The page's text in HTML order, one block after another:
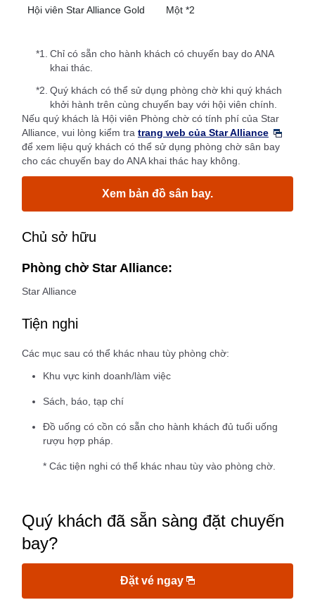
Hội viên Star Alliance Gold Một *2
*1.
Chỉ có sẵn cho hành khách có chuyến bay do ANA
khai thác.
*2. Quý khách có thể sử dụng phòng chờ khi quý khách
khởi hành trên cùng chuyến bay với hội viên chính.
Nếu quý khách là Hội viên Phòng chờ có tính phí của Star
Alliance, vui lòng kiểm tra trang web của Star Alliance
để xem liệu quý khách có thể sử dụng phòng chờ sân bay
cho các chuyến bay do ANA khai thác hay không.
Xem bản đồ sân bay.
Chủ sở hữu
Phòng chờ Star Alliance:
Star Alliance
Tiện nghi
Các mục sau có thể khác nhau tùy phòng chờ:
Khu vực kinh doanh/làm việc
Sách, báo, tạp chí
Đồ uống có cồn có sẵn cho hành khách đủ tuổi uống
rượu hợp pháp.
* Các tiện nghi có thể khác nhau tùy vào phòng chờ.
Quý khách đã sẵn sàng đặt chuyến
bay?
Đặt vé ngay